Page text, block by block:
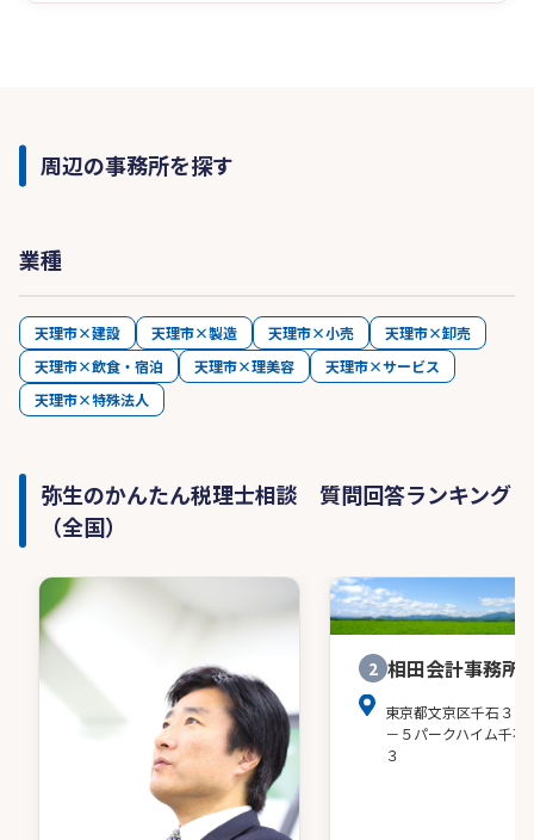
周辺の事務所を探す
業種
天理市×建設 天理市×製造 天理市×小売
天理市×卸売
天理市×飲食・宿泊
天理市×理美容
天理市×サービス
天理市×特殊法人
弥生のかんたん税理士相談 質問回答ランキング
（全国）
2 相田会計事務所
東京都文京区千石３－
－５パークハイム千石
３